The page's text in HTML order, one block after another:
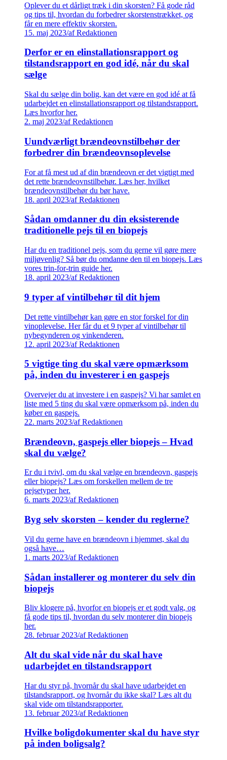
Oplever du et dårligt træk i din skorsten? Få gode råd
og tips til, hvordan du forbedrer skorstenstrækket, og
får en mere effektiv skorsten.
15. maj 2023/af Redaktionen
Derfor er en elinstallationsrapport og
tilstandsrapport en god idé, når du skal
sælge
Skal du sælge din bolig, kan det være en god idé at få
udarbejdet en elinstallationsrapport og tilstandsrapport.
Læs hvorfor her.
2. maj 2023/af Redaktionen
Uundværligt brændeovnstilbehør der
forbedrer din brændeovnsoplevelse
For at få mest ud af din brændeovn er det vigtigt med
det rette brændeovnstilbehør. Læs her, hvilket
brændeovnstilbehør du bør have.
18. april 2023/af Redaktionen
Sådan omdanner du din eksisterende
traditionelle pejs til en biopejs
Har du en traditionel pejs, som du gerne vil gøre mere
miljøvenlig? Så bør du omdanne den til en biopejs. Læs
vores trin-for-trin guide her.
18. april 2023/af Redaktionen
9 typer af vintilbehør til dit hjem
Det rette vintilbehør kan gøre en stor forskel for din
vinoplevelse. Her får du et 9 typer af vintilbehør til
nybegynderen og vinkenderen.
12. april 2023/af Redaktionen
5 vigtige ting du skal være opmærksom
på, inden du investerer i en gaspejs
Overvejer du at investere i en gaspejs? Vi har samlet en
liste med 5 ting du skal være opmærksom på, inden du
køber en gaspejs.
22. marts 2023/af Redaktionen
Brændeovn, gaspejs eller biopejs – Hvad
skal du vælge?
Er du i tvivl, om du skal vælge en brændeovn, gaspejs
eller biopejs? Læs om forskellen mellem de tre
pejsetyper her.
6. marts 2023/af Redaktionen
Byg selv skorsten – kender du reglerne?
Vil du gerne have en brændeovn i hjemmet, skal du
også have…
1. marts 2023/af Redaktionen
Sådan installerer og monterer du selv din
biopejs
Bliv klogere på, hvorfor en biopejs er et godt valg, og
få gode tips til, hvordan du selv monterer din biopejs
her.
28. februar 2023/af Redaktionen
Alt du skal vide når du skal have
udarbejdet en tilstandsrapport
Har du styr på, hvornår du skal have udarbejdet en
tilstandsrapport, og hvornår du ikke skal? Læs alt du
skal vide om tilstandsrapporter.
13. februar 2023/af Redaktionen
Hvilke boligdokumenter skal du have styr
på inden boligsalg?